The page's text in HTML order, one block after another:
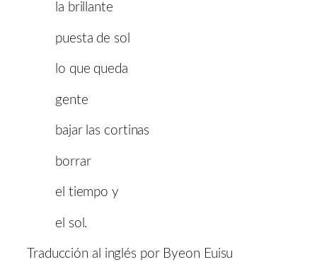
la brillante
puesta de sol
lo que queda
gente
bajar las cortinas
borrar
el tiempo y
el sol.
Traducción al inglés por Byeon Euisu